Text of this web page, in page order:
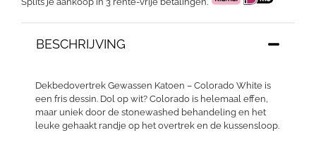
Splits je aankoop in 3 rente-vrije betalingen.
BESCHRIJVING
Dekbedovertrek Gewassen Katoen – Colorado White is
een fris dessin. Dol op wit? Colorado is helemaal effen,
maar uniek door de stonewashed behandeling en het
leuke gehaakt randje op het overtrek en de kussensloop.